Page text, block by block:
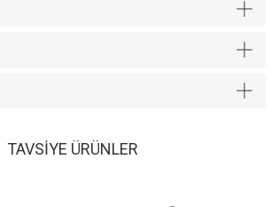
TAVSİYE ÜRÜNLER